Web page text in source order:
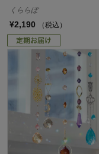
くららぼ
¥2,190 （税込）